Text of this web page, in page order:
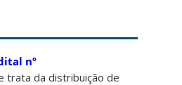
nº
trata da distribuição de